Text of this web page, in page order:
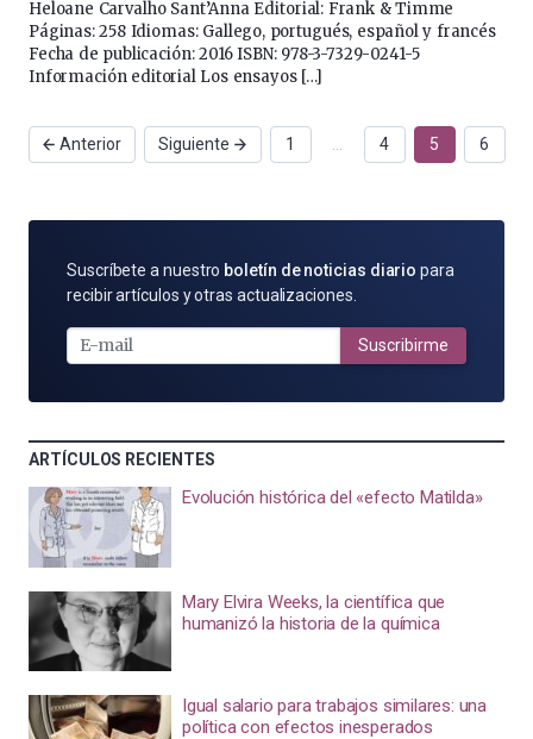
Heloane Carvalho Sant’Anna Editorial: Frank & Timme
Páginas: 258 Idiomas: Gallego, portugués, español y francés
Fecha de publicación: 2016 ISBN: 978-3-7329-0241-5
Información editorial Los ensayos […]
Anterior Siguiente 1 4 5 6
SUSCRÍBETE
POR
MAIL
Suscríbete a nuestro boletín de noticias diario para
recibir artículos y otras actualizaciones.
Suscribirme
ARTÍCULOS RECIENTES
Evolución histórica del «efecto Matilda»
Mary Elvira Weeks, la científica que
humanizó la historia de la química
Igual salario para trabajos similares: una
política con efectos inesperados